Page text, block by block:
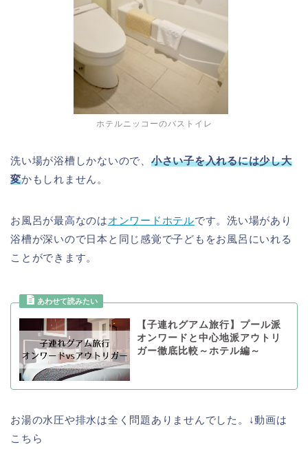
ホテルニッコーのバストイレ
洗い場が浴槽しかないので、 小さい子を入れるには少し大
変かもしれません。
お風呂が最高なのはオンワードホテルです。洗い場があり
浴槽が深いので日本と同じ感覚で子どもをお風呂にいれる
ことができます。
【子連れグアム旅行】プール派
オンワードと中心地派アウトリ
ガー徹底比較～ホテル編～
お湯の水圧や排水は全く問題ありませんでした。↓動画は
こちら